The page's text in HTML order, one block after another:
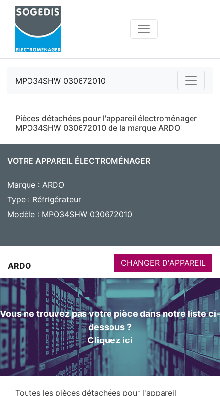
MPO34SHW 030672010
Pièces détachées pour l'appareil électroménager
MPO34SHW 030672010 de la marque ARDO
VOTRE APPAREIL ÉLECTROMÉNAGER
Marque : ARDO
Type : Réfrigérateur
Modèle : MPO34SHW 030672010
ARDO CHANGER D'APPAREIL
Vous ne trouvez pas votre pièce dans notre liste ci-
dessous ?
Cliquez ici
Toutes les pièces détachées pour l'appareil